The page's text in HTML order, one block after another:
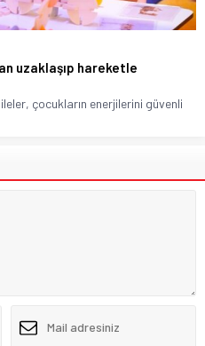
uzaklaşıp hareketle
çocukların enerjilerini güvenli